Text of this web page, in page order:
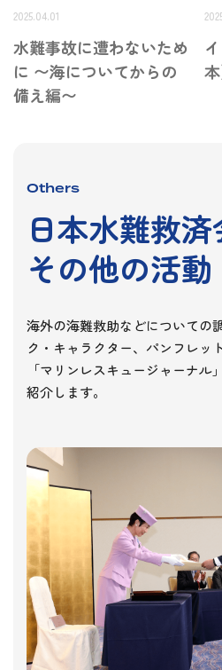
2025.04.01
水難事故に遭わないため
に 〜海についてからの
備え編〜
本
Others
日本水難救済
その他の活動
海外の海難救助などについての
ク・キャラクター、パンフレッ
「マリンレスキュージャーナ
紹介します。